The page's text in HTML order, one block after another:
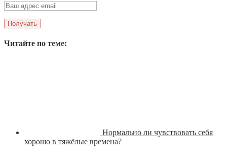
Читайте по теме:
Нормально ли чувствовать себя
хорошо в тяжёлые времена?